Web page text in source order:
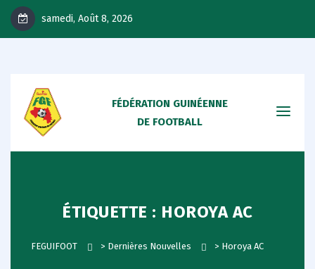
samedi, Août 8, 2026
FÉDÉRATION GUINÉENNE
DE FOOTBALL
ÉTIQUETTE : HOROYA AC
FEGUIFOOT > Dernières Nouvelles > Horoya AC